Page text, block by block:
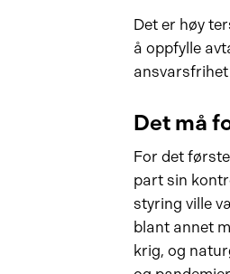
Det er høy
å oppfylle
Det må
For det
part sin
styring ville
blant annet
krig, og